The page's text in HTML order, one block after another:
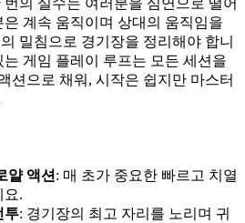
의 실수는 여러분을 심연으로 떨어
계속 움직이며 상대의 움직임을
밀침으로 경기장을 정리해야 합니
게임 플레이 루프는 모든 세션을
션으로 채워, 시작은 쉽지만 마스터
얄 액션 : 매 초가 중요한 빠르고 치열
요.
투: 경기장의 최고 자리를 노리며 귀